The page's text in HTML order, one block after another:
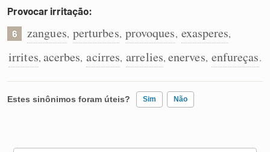
Provocar irritação:
6 zangues, perturbes, provoques, exasperes,
irrites, acerbes, acirres, arrelies, enerves, enfureças.
Estes sinônimos foram úteis? Sim Não